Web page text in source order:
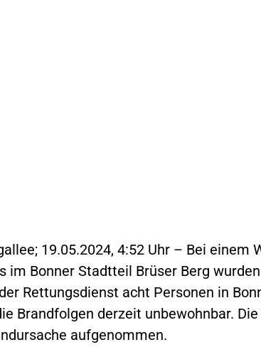
19.05.2024, 4:52 Uhr – Bei einem
im Bonner Stadtteil Brüser Berg
Rettungsdienst acht Personen in
Brandfolgen derzeit unbewohnbar.
aufgenommen.